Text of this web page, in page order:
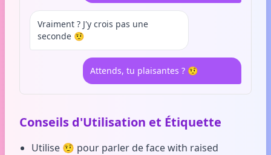
Vraiment ? J'y crois pas une
seconde 🤨
Attends, tu plaisantes ? 🤨
Conseils d'Utilisation et Étiquette
Utilise 🤨 pour parler de face with raised